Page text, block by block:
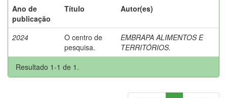
Ano de
publicação
Título Autor(es)
2024
O centro de
pesquisa.
EMBRAPA ALIMENTOS E
TERRITÓRIOS.
Resultado 1-1 de 1.